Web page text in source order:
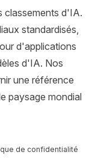
classements d'IA.
standardisés,
d'applications
d'IA. Nos
une référence
paysage mondial
de confidentialité